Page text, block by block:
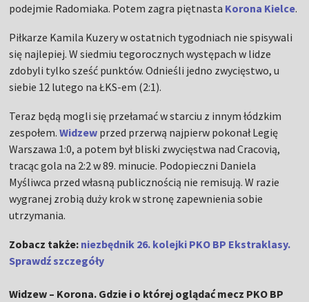
podejmie Radomiaka. Potem zagra piętnasta Korona Kielce.
Piłkarze Kamila Kuzery w ostatnich tygodniach nie spisywali
się najlepiej. W siedmiu tegorocznych występach w lidze
zdobyli tylko sześć punktów. Odnieśli jedno zwycięstwo, u
siebie 12 lutego na ŁKS-em (2:1).
Teraz będą mogli się przełamać w starciu z innym łódzkim
zespołem.Widzew przed przerwą najpierw pokonał Legię
Warszawa 1:0, a potem był bliski zwycięstwa nad Cracovią,
tracąc gola na 2:2 w 89. minucie. Podopieczni Daniela
Myśliwca przed własną publicznością nie remisują. W razie
wygranej zrobią duży krok w stronę zapewnienia sobie
utrzymania.
Zobacz także: niezbędnik 26. kolejki PKO BP Ekstraklasy.
Sprawdź szczegóły
Widzew – Korona. Gdzie i o której oglądać mecz PKO BP